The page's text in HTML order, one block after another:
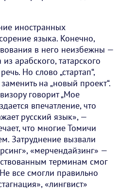
иностранных
языка. Конечно,
в него неизбежны —
арабского, татарского
Но слово „стартап“,
на „новый проект“.
говорит „Мое
впечатление, что
русский язык», —
что многие Томичи
Затруднение вызвали
«мерчендайзинг» —
терминам смог
все смогли правильно
«лингвист»